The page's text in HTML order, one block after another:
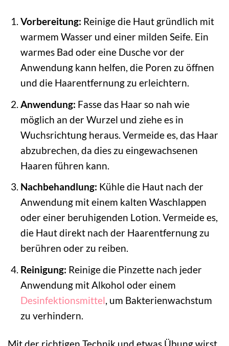
Vorbereitung: Reinige die Haut gründlich mit
warmem Wasser und einer milden Seife. Ein
warmes Bad oder eine Dusche vor der
Anwendung kann helfen, die Poren zu öffnen
und die Haarentfernung zu erleichtern.
Anwendung: Fasse das Haar so nah wie
möglich an der Wurzel und ziehe es in
Wuchsrichtung heraus. Vermeide es, das Haar
abzubrechen, da dies zu eingewachsenen
Haaren führen kann.
Nachbehandlung: Kühle die Haut nach der
Anwendung mit einem kalten Waschlappen
oder einer beruhigenden Lotion. Vermeide es,
die Haut direkt nach der Haarentfernung zu
berühren oder zu reiben.
Reinigung: Reinige die Pinzette nach jeder
Anwendung mit Alkohol oder einem
Desinfektionsmittel, um Bakterienwachstum
zu verhindern.
Mit der richtigen Technik und etwas Übung wirst